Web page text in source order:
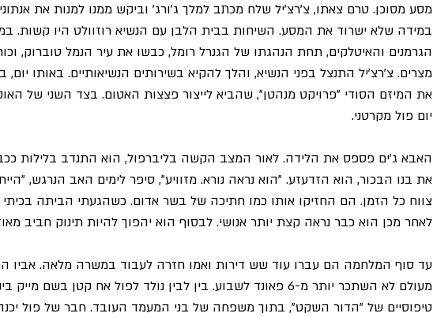
מסע מסוכן. טרם צאתו, צ'רצ'יל שלח מכתב למלך ג'ורג' וביקש ממנו למנות את
במידה שלא ישרוד את המסע. השיחות בבית הלבן עם הנשיא רוזוולט היו קשות.
הגרמנים והאיטלקים, תחת הנהגתו של הגנרל רומל, כבשו את עיר הנמל טוברוק,
מצרים. צ'רצ'יל התנצל בפני הנשיא, והלך להקיא בשירותים הנשיאותיים. באותו יום,
את המיזם הסודי "פרויקט מנהטן", שהביא לייצור פצצות האטום. בצד השני של
יום פול מקרטני.
האבא ג'ים פספס את הלידה. לאור המצב הקשה בליברפול, הוא התנדב בלילות
את בנו הבכור, הוא הזדעזע. "הוא נראה נורא. מזוויע", סיפר לימים האב הנרגש,
צווח כל הזמן. הם החזיקו אותו כמו חתיכה של בשר אדום. כשהגעתי הביתה בכיתי
לאחר מכן הוא כבר נראה קצת יותר אנושי. לבסוף הוא יהפוך להיות תינוק חביב
עד סוף המלחמה הם עברו עוד שש דירות ואמו חזרה לעבוד במשרה מלאה. אביו
טיפוסיים של "הדור השקט", בתוך משפחה של בני המעמד העובד. חבר של פול יכנה